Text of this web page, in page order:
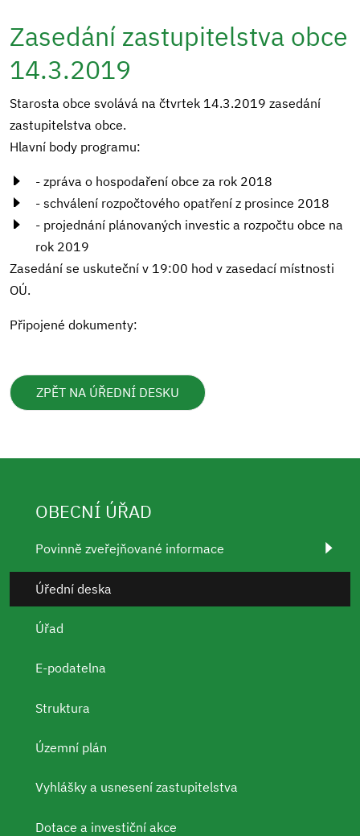
Zasedání zastupitelstva obce
14.3.2019
Starosta obce svolává na čtvrtek 14.3.2019 zasedání
zastupitelstva obce.
Hlavní body programu:
- zpráva o hospodaření obce za rok 2018
- schválení rozpočtového opatření z prosince 2018
- projednání plánovaných investic a rozpočtu obce na
rok 2019
Zasedání se uskuteční v 19:00 hod v zasedací místnosti
OÚ.
Připojené dokumenty:
ZPĚT NA ÚŘEDNÍ DESKU
OBECNÍ ÚŘAD
Povinně zveřejňované informace
Úřední deska
Úřad
E-podatelna
Struktura
Územní plán
Vyhlášky a usnesení zastupitelstva
Dotace a investiční akce